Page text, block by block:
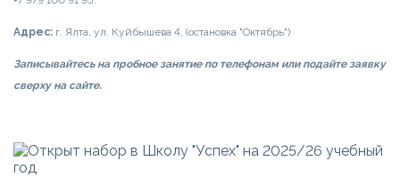
Адрес: г. Ялта, ул. Куйбышева 4, (остановка "Октябрь")
Записывайтесь на пробное занятие по телефонам или подайте заявку
сверху на сайте.